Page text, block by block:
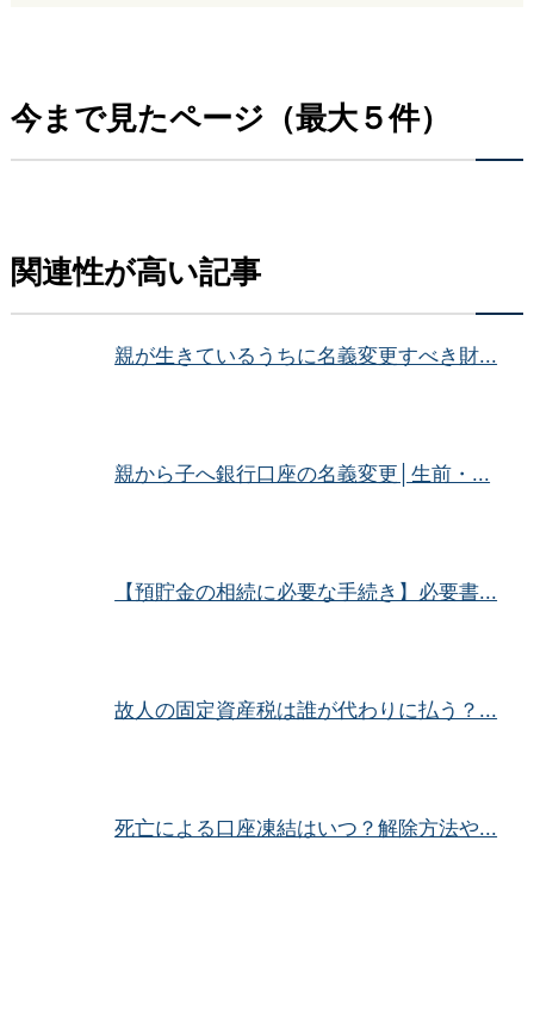
今まで見たページ（最大５件）
関連性が高い記事
親が生きているうちに名義変更すべき財...
親から子へ銀行口座の名義変更│生前・...
【預貯金の相続に必要な手続き】必要書...
故人の固定資産税は誰が代わりに払う？...
死亡による口座凍結はいつ？解除方法や...